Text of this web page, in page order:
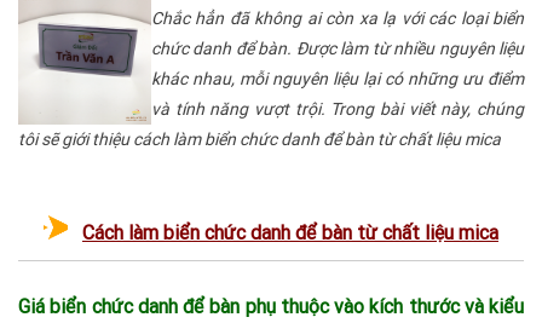
Chắc hẳn đã không ai còn xa lạ với các loại biển
chức danh để bàn. Được làm từ nhiều nguyên liệu
khác nhau, mỗi nguyên liệu lại có những ưu điểm
và tính năng vượt trội. Trong bài viết này, chúng
tôi sẽ giới thiệu cách làm biển chức danh để bàn từ chất liệu mica
Cách làm biển chức danh để bàn từ chất liệu mica
Giá biển chức danh để bàn phụ thuộc vào kích thước và kiểu